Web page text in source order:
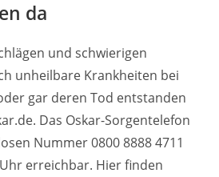
da
und schwierigen
unheilbare Krankheiten bei
gar deren Tod entstanden
Das Oskar-Sorgentelefon
Nummer 0800 8888 4711
erreichbar. Hier finden